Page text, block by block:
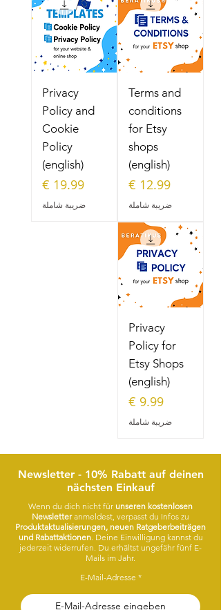
Terms and
conditions
for Etsy
shops
(english)
السعر
ضريبة شاملة
Privacy
Policy and
Cookie
Policy
(english)
السعر
ضريبة شاملة
Privacy
Policy for
Etsy Shops
(english)
السعر
ضريبة شاملة
Newsletter - 10% Rabatt auf deinen
nächsten Einkauf
Wenn du dich nicht für unseren kostenlosen
Newsletteranmeldest, verpasst du Infos zu
Produktaktualisierungen, neuen Ratgeberbeiträgen
und Rabattaktionen. Deine Einwilligung kannst du
jederzeit widerrufen. Du erhältst ungefähr fünf E-
Mails im Jahr.
E-Mail-Adresse